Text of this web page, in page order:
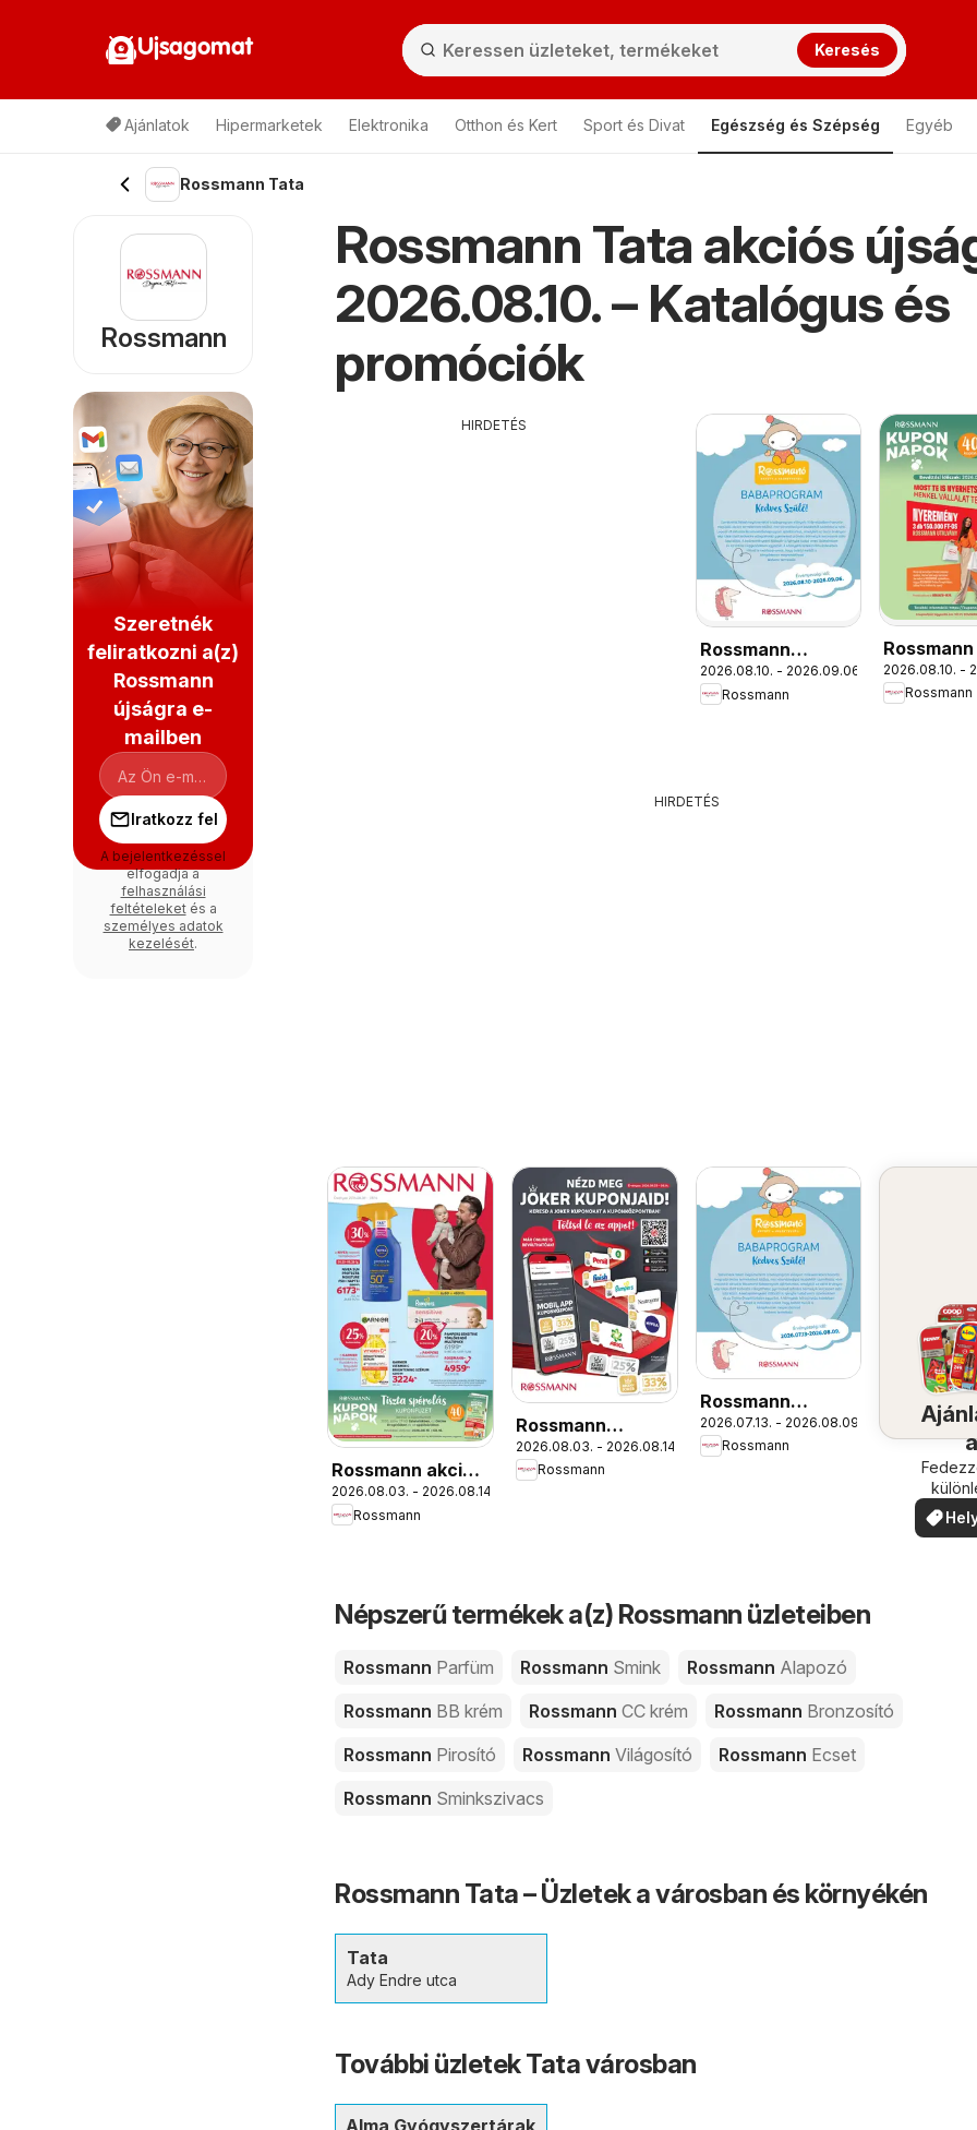
Ujsagomat Keresés
Ajánlatok Hipermarketek Elektronika Otthon és Kert Sport és Divat Egészség és Szépség Egyéb
Rossmann Tata
Rossmann Tata akciós
2026.08.10. – Katalógus és
promóciók
HIRDETÉS
Rossmann
Babaprogram
2026.08.10. - 2026.09.06.
Rossmann
Napok
2026.08.10. -
Rossmann
HIRDETÉS
Rossmann akciós
újság
2026.08.03. - 2026.08.14.
Rossmann
Rossmann
Szórólap
2026.08.03. - 2026.08.14.
Rossmann
Rossmann
Babaprogram
2026.07.13. - 2026.08.09.
Rossmann
a
Népszerű termékek a(z) Rossmann üzleteiben
Rossmann Parfüm Rossmann Smink Rossmann Alapozó
Rossmann BB krém Rossmann CC krém Rossmann Bronzosító
Rossmann Pirosító Rossmann Világosító Rossmann Ecset
Rossmann Sminkszivacs
Rossmann Tata – Üzletek a városban és környékén
Tata
Ady Endre utca
További üzletek Tata városban
Rossmann
Szeretnék
feliratkozni a(z)
Rossmann
újságra e-
mailben
Iratkozz fel
A bejelentkezéssel
elfogadja a
felhasználási
feltételeketés a
személyes adatok
kezelését.